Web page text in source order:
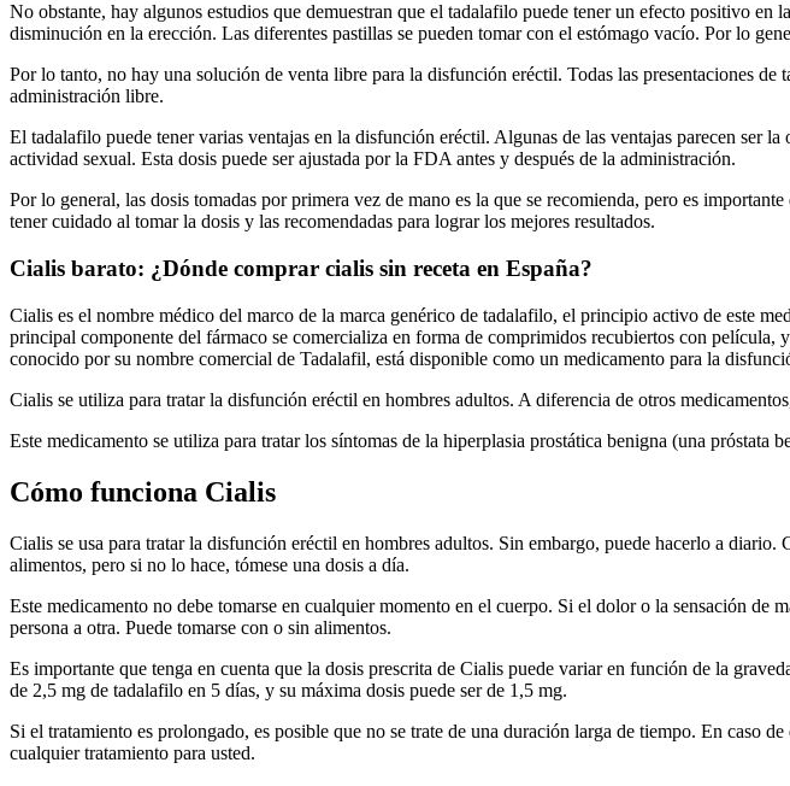
No obstante, hay algunos estudios que demuestran que el tadalafilo puede tener un efecto positivo
disminución en la erección. Las diferentes pastillas se pueden tomar con el estómago vacío. Por lo
Por lo tanto, no hay una solución de venta libre para la disfunción eréctil. Todas las presentaciones
administración libre.
El tadalafilo puede tener varias ventajas en la disfunción eréctil. Algunas de las ventajas parecen ser
actividad sexual. Esta dosis puede ser ajustada por la FDA antes y después de la administración.
Por lo general, las dosis tomadas por primera vez de mano es la que se recomienda, pero es
tener cuidado al tomar la dosis y las recomendadas para lograr los mejores resultados.
Cialis barato: ¿Dónde comprar cialis sin receta en España?
Cialis es el nombre médico del marco de la marca genérico de tadalafilo, el principio activo de este
principal componente del fármaco se comercializa en forma de comprimidos recubiertos con
conocido por su nombre comercial de Tadalafil, está disponible como un medicamento para la
Cialis se utiliza para tratar la disfunción eréctil en hombres adultos. A diferencia de otros
Este medicamento se utiliza para tratar los síntomas de la hiperplasia prostática benigna (una próstata
Cómo funciona Cialis
Cialis se usa para tratar la disfunción eréctil en hombres adultos. Sin embargo, puede hacerlo a
alimentos, pero si no lo hace, tómese una dosis a día.
Este medicamento no debe tomarse en cualquier momento en el cuerpo. Si el dolor o la sensación
persona a otra. Puede tomarse con o sin alimentos.
Es importante que tenga en cuenta que la dosis prescrita de Cialis puede variar en función de la
de 2,5 mg de tadalafilo en 5 días, y su máxima dosis puede ser de 1,5 mg.
Si el tratamiento es prolongado, es posible que no se trate de una duración larga de tiempo. En caso
cualquier tratamiento para usted.